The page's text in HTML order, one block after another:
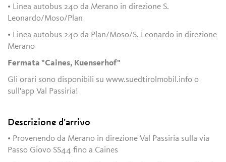
• Linea autobus 240 da Merano in direzione S.
Leonardo/Moso/Plan
• Linea autobus 240 da Plan/Moso/S. Leonardo in direzione
Merano
Fermata "Caines, Kuenserhof"
Gli orari sono disponibili su www.suedtirolmobil.info o
sull'app Val Passiria!
Descrizione d'arrivo
• Provenendo da Merano in direzione Val Passiria sulla via
Passo Giovo SS44 fino a Caines